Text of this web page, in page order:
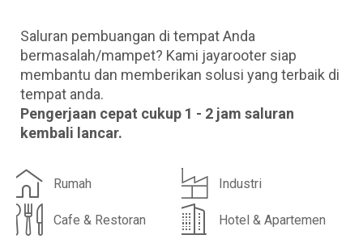
Saluran pembuangan di tempat Anda
bermasalah/mampet? Kami jayarooter siap
membantu dan memberikan solusi yang terbaik di
tempat anda.
Pengerjaan cepat cukup 1 - 2 jam saluran
kembali lancar.
Rumah Industri
Cafe & Restoran Hotel & Apartemen